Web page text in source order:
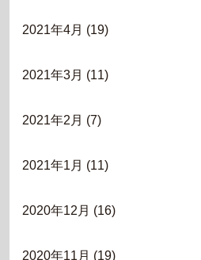
2021年4月 (19)
2021年3月 (11)
2021年2月 (7)
2021年1月 (11)
2020年12月 (16)
2020年11月 (19)